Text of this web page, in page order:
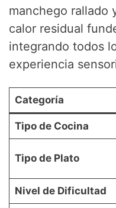
manchego rallado
calor residual
integrando todos
experiencia
Categoría
Tipo de Cocina
Tipo de Plato
Nivel de Dificultad